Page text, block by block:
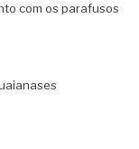
com os parafusos